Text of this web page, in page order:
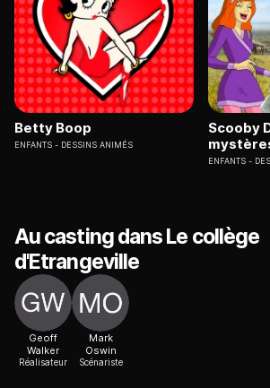
Betty Boop
ENFANTS DESSINS ANIMÉS
Scooby
ENFANTS
Au casting dans Le collège
d'Etrangeville
Geoff
Walker
Réalisateur
Mark
Oswin
Scénariste